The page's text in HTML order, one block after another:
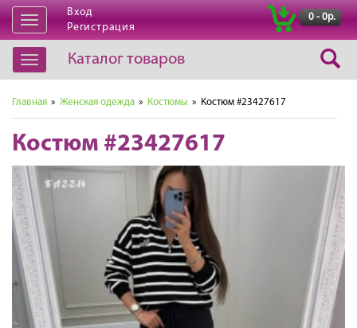
Открыть
навигацию
Вход
Регистрация
0 - 0р.
Открыть
навигацию
Каталог товаров
Главная » Женская одежда » Костюмы » Костюм #23427617
Костюм #23427617